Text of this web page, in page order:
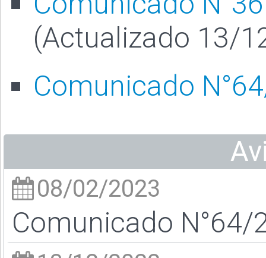
(Actualizado 13/
Comunicado
08/02/2023
Comunicado N°64/